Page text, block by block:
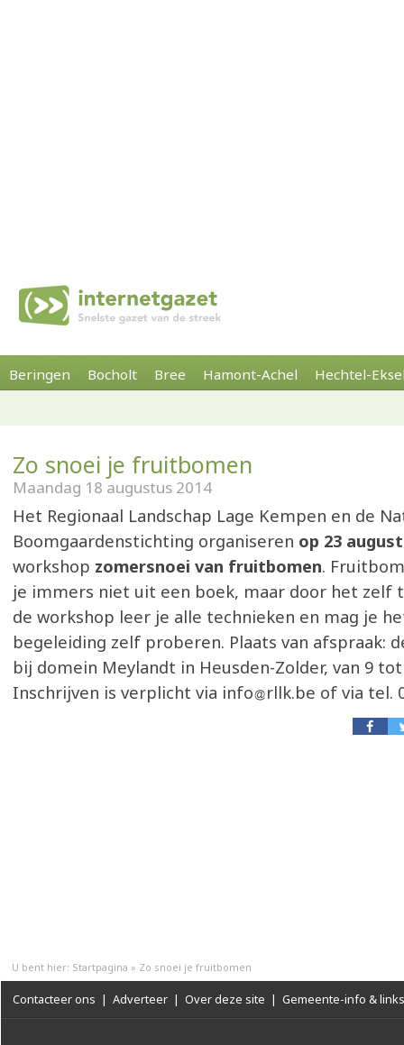
Beringen Bocholt Bree Hamont-Achel Hechtel-
Zo snoei je fruitbomen
Maandag 18 augustus 2014
Het Regionaal Landschap Lage Kempen en de
Boomgaardenstichting organiseren op 23
workshop zomersnoei van fruitbomen.
je immers niet uit een boek, maar door het zelf
de workshop leer je alle technieken en mag je
begeleiding zelf proberen. Plaats van afspraak:
bij domein Meylandt in Heusden-Zolder, van 9 tot
Inschrijven is verplicht via info
rllk.be of via tel.
U bent hier: Startpagina » Zo snoei je fruitbomen
Contacteer ons | Adverteer | Over deze site | Gemeente-info & links